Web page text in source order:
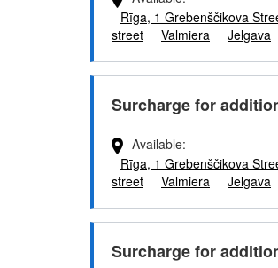
Rīga, 1 Grebenščikova
street
Valmiera Jelgava
Surcharge for
Available
Rīga, 1 Grebenščikova
street
Valmiera Jelgava
Surcharge for